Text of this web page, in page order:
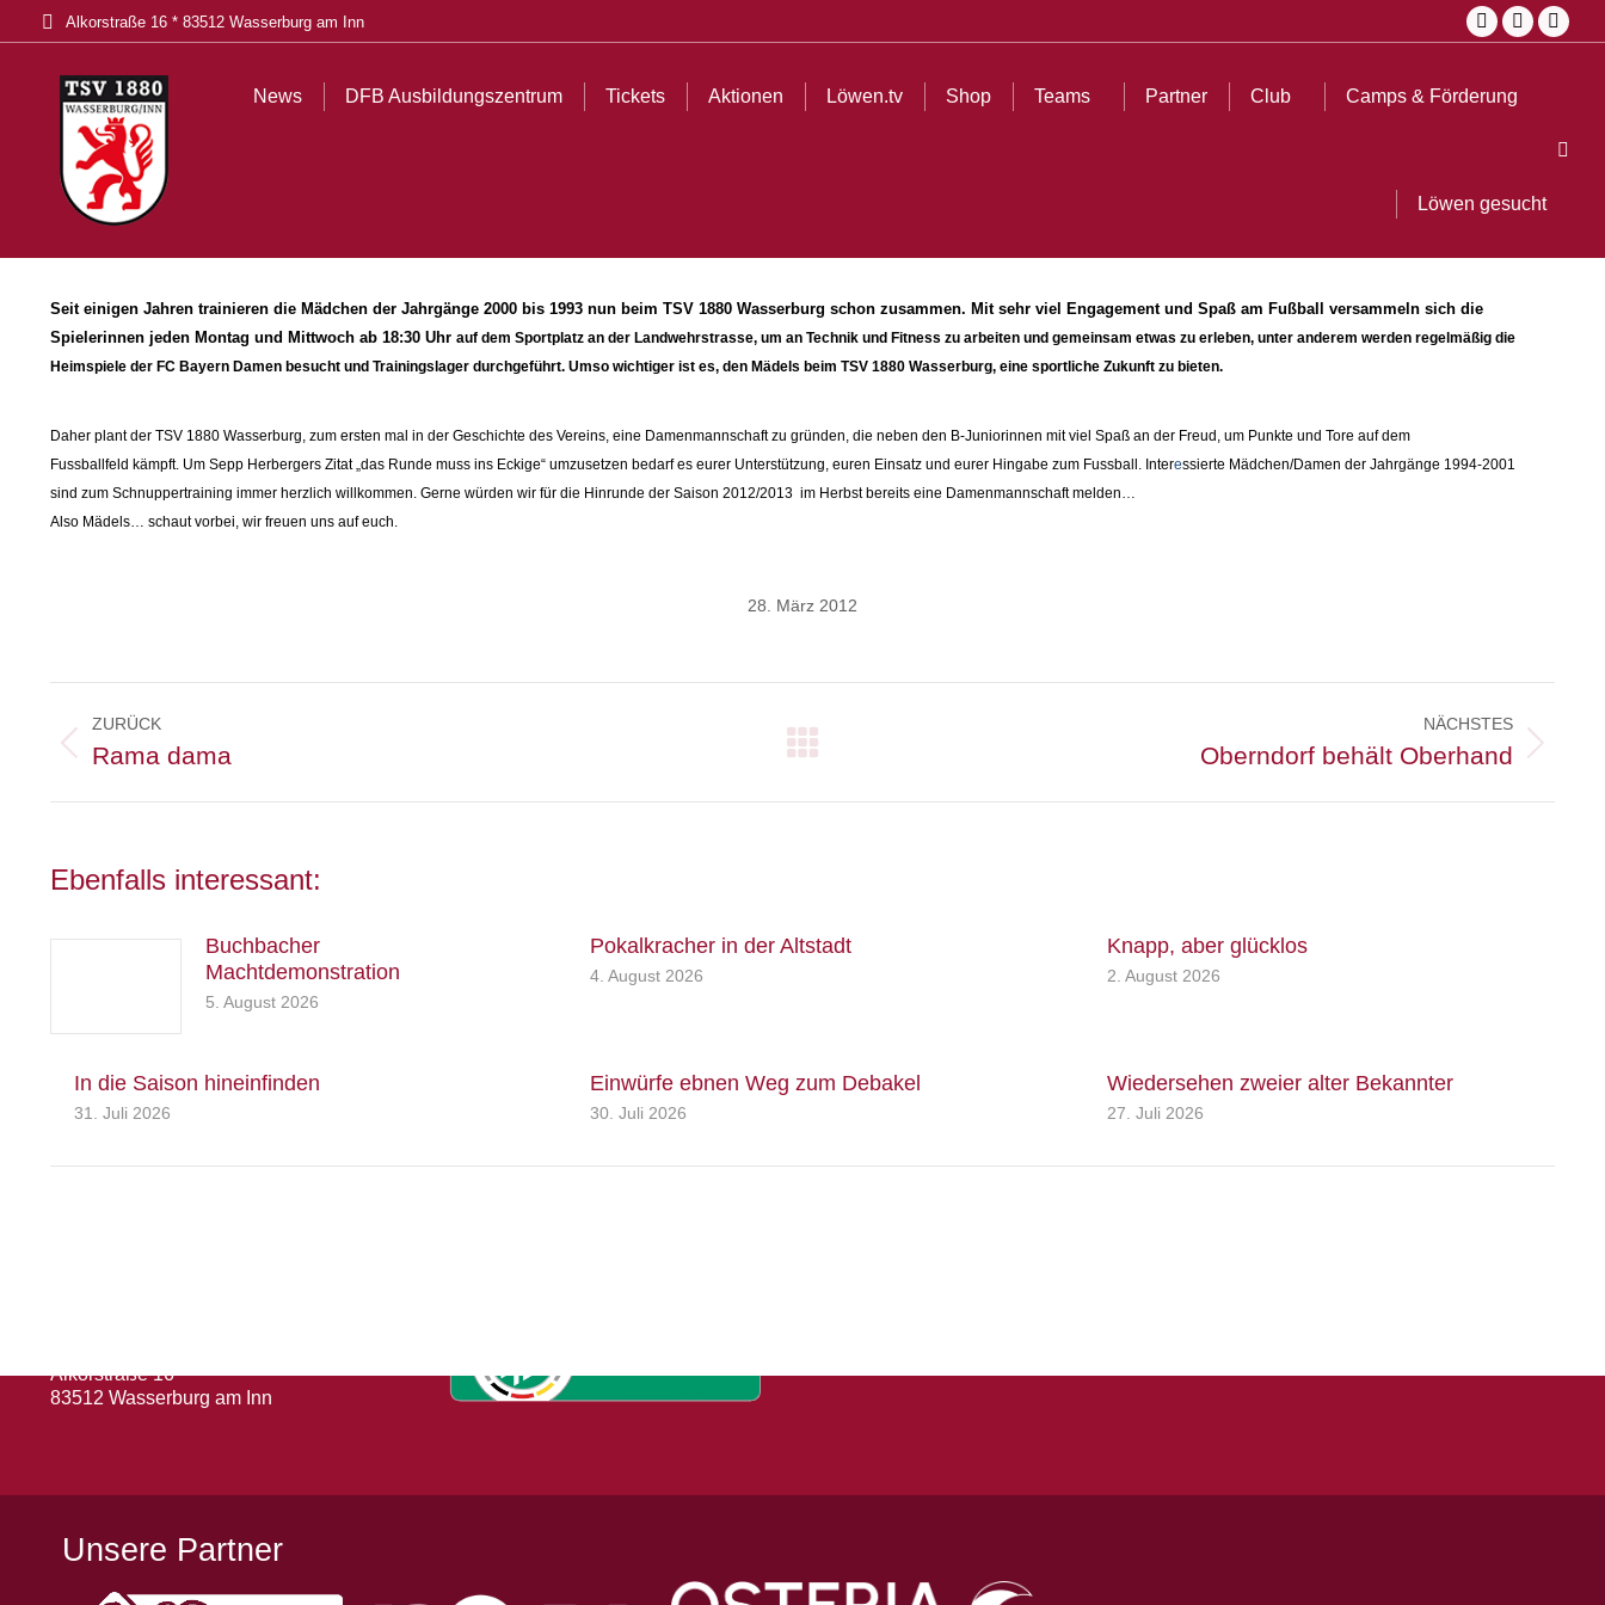
Alkorstraße 16 * 83512 Wasserburg am Inn
Facebook
opens
window
opens
window
new
News DFB Ausbildungszentrum Tickets Aktionen Löwen.tv Shop Teams Partner Club Camps & Förderung
Löwen gesucht
Seit einigen Jahren trainieren die Mädchen der Jahrgänge 2000 bis 1993 nun beim TSV 1880 Wasserburg schon zusammen. Mit sehr viel Engagement und Spaß am Fußball versammeln sich die
Spielerinnen jeden Montag und Mittwoch ab 18:30 Uhr auf dem Sportplatz an der Landwehrstrasse, um an Technik und Fitness zu arbeiten und gemeinsam etwas zu erleben, unter anderem werden regelmäßig die
Heimspiele der FC Bayern Damen besucht und Trainingslager durchgeführt. Umso wichtiger ist es, den Mädels beim TSV 1880 Wasserburg, eine sportliche Zukunft zu bieten.
Daher plant der TSV 1880 Wasserburg, zum ersten mal in der Geschichte des Vereins, eine Damenmannschaft zu gründen, die neben den B-Juniorinnen mit viel Spaß an der Freud, um Punkte und Tore auf dem
Fussballfeld kämpft. Um Sepp Herbergers Zitat „das Runde muss ins Eckige“ umzusetzen bedarf es eurer Unterstützung, euren Einsatz und eurer Hingabe zum Fussball. Interessierte Mädchen/Damen der Jahrgänge 1994-2001
sind zum Schnuppertraining immer herzlich willkommen. Gerne würden wir für die Hinrunde der Saison 2012/2013 im Herbst bereits eine Damenmannschaft melden…
Also Mädels… schaut vorbei, wir freuen uns auf euch.
28. März 2012
ZURÜCK
Vorheriger
Rama dama
NÄCHSTES
Oberndorf behält Oberhand
Ebenfalls interessant:
Buchbacher
Machtdemonstration
5. August 2026
Pokalkracher in der Altstadt
4. August 2026
Knapp, aber glücklos
2. August 2026
In die Saison hineinfinden
31. Juli 2026
Einwürfe ebnen Weg zum Debakel
30. Juli 2026
Wiedersehen zweier alter Bekannter
27. Juli 2026
Alkorstraße 16
83512 Wasserburg am Inn
Unsere Partner
News DFB Ausbildungszentrum Tickets Aktionen Löwen.tv Shop Teams Partner Club Camps & Förderung Löwen gesucht Search: